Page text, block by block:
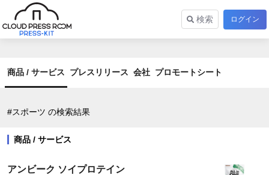
検索 ログイン
商品 / サービス プレスリリース 会社 プロモートシート
#スポーツ の検索結果
商品 / サービス
アンビーク ソイプロテイン